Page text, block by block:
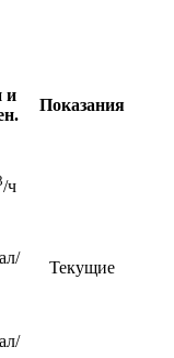
и
Показания
/ч
Текущие